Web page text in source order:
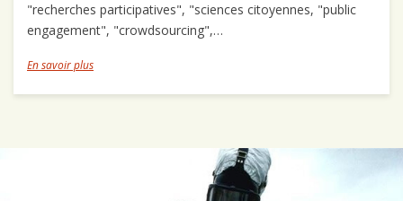
"recherches participatives", "sciences citoyennes, "public
engagement", "crowdsourcing",…
En savoir plus